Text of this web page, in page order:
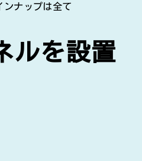
ンナップは全て
ルを設置